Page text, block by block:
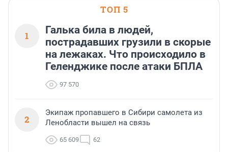
ТОП 5
1
Галька била в людей,
пострадавших грузили в скорые
на лежаках. Что происходило в
Геленджике после атаки БПЛА
97 570
2
Экипаж пропавшего в Сибири самолета из
Ленобласти вышел на связь
65 609 62